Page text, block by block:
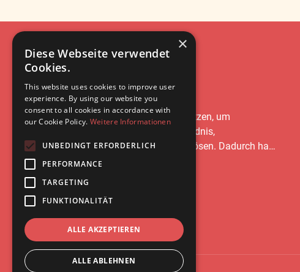
Leonie
Ries
Auch Du kannst diese Liebe im Alltag nutzen, um
herausfordernde Situationen mit Verständnis,
Wertschätzung und innerem Frieden zu lösen. Dadurch hast
Du eine lebenslange, liebevolle Beziehung zu Deinem Kind.
Kostenloses Erstgespräch
×
Diese Webseite verwendet
Cookies.
This website uses cookies to improve user
experience. By using our website you
consent to all cookies in accordance with
our Cookie Policy. Weitere Informationen
UNBEDINGT ERFORDERLICH
PERFORMANCE
TARGETING
FUNKTIONALITÄT
ALLE AKZEPTIEREN
ALLE ABLEHNEN